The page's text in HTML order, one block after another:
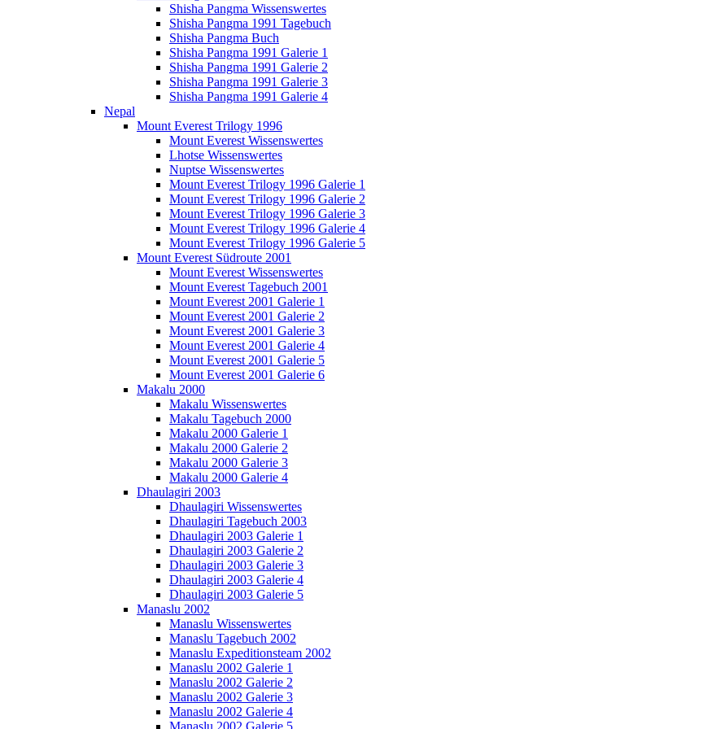
Shisha Pangma Wissenswertes
Shisha Pangma 1991 Tagebuch
Shisha Pangma Buch
Shisha Pangma 1991 Galerie 1
Shisha Pangma 1991 Galerie 2
Shisha Pangma 1991 Galerie 3
Shisha Pangma 1991 Galerie 4
Nepal
Mount Everest Trilogy 1996
Mount Everest Wissenswertes
Lhotse Wissenswertes
Nuptse Wissenswertes
Mount Everest Trilogy 1996 Galerie 1
Mount Everest Trilogy 1996 Galerie 2
Mount Everest Trilogy 1996 Galerie 3
Mount Everest Trilogy 1996 Galerie 4
Mount Everest Trilogy 1996 Galerie 5
Mount Everest Südroute 2001
Mount Everest Wissenswertes
Mount Everest Tagebuch 2001
Mount Everest 2001 Galerie 1
Mount Everest 2001 Galerie 2
Mount Everest 2001 Galerie 3
Mount Everest 2001 Galerie 4
Mount Everest 2001 Galerie 5
Mount Everest 2001 Galerie 6
Makalu 2000
Makalu Wissenswertes
Makalu Tagebuch 2000
Makalu 2000 Galerie 1
Makalu 2000 Galerie 2
Makalu 2000 Galerie 3
Makalu 2000 Galerie 4
Dhaulagiri 2003
Dhaulagiri Wissenswertes
Dhaulagiri Tagebuch 2003
Dhaulagiri 2003 Galerie 1
Dhaulagiri 2003 Galerie 2
Dhaulagiri 2003 Galerie 3
Dhaulagiri 2003 Galerie 4
Dhaulagiri 2003 Galerie 5
Manaslu 2002
Manaslu Wissenswertes
Manaslu Tagebuch 2002
Manaslu Expeditionsteam 2002
Manaslu 2002 Galerie 1
Manaslu 2002 Galerie 2
Manaslu 2002 Galerie 3
Manaslu 2002 Galerie 4